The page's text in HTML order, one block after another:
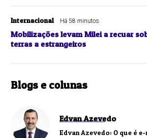
Internacional Há 58 minutos
Mobilizações levam Milei a recuar
terras a estrangeiros
Blogs e colunas
Edvan Azevedo
Edvan Azevedo: O que é